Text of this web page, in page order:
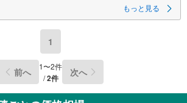
中!!□■□
わせくださいませ）
）》
もっと見る
1
前へ 1〜2件
/2件 次へ